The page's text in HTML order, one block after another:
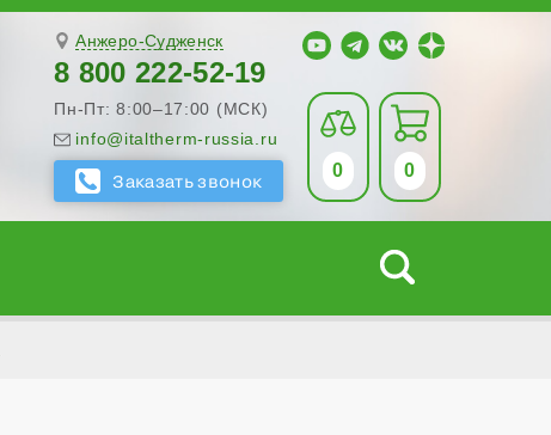
Анжеро-Судженск
8 800 222-52-19
Пн-Пт: 8:00–17:00 (МСК)
info@italtherm-russia.ru
0 0